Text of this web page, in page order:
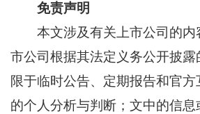
免责声明
本文涉及有关上市公司的内
市公司根据其法定义务公开披
限于临时公告、定期报告和官方
的个人分析与判断；文中的信